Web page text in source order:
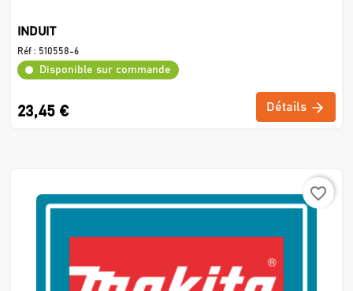
INDUIT
Réf : 510558-6
Disponible sur commande
23,45 € Détails
favorite_border